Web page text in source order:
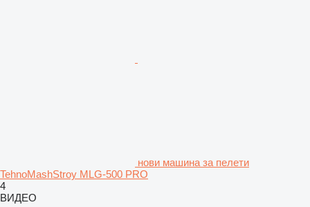
нови машина за пелети
TehnoMashStroy MLG-500 PRO
4
ВИДЕО